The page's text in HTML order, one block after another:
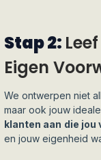
Stap 2:
Eigen
We ontwerpen niet
maar ook jouw
klanten aan die jou
en jouw eigenheid